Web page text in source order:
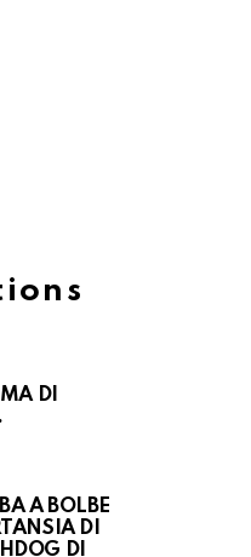
DI
A BOLBE
DI
DI